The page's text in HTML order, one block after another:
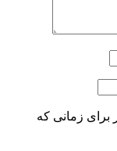
برای زمانی که